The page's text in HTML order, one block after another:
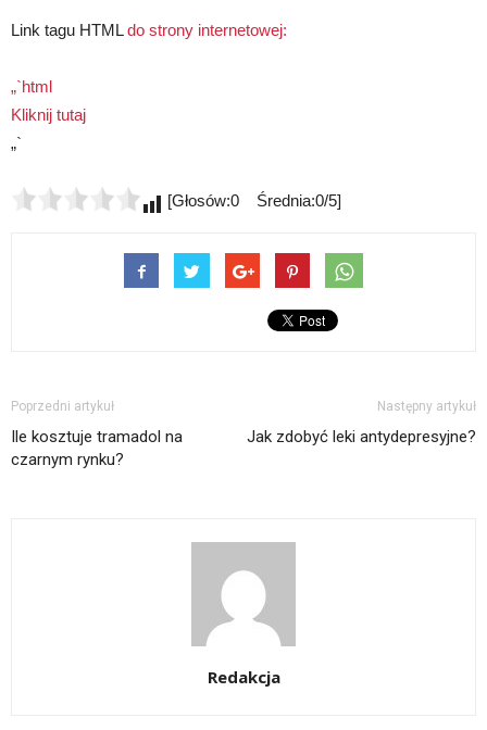
Link tagu HTMLdo strony internetowej:
„`html
Kliknij tutaj
„`
[Głosów:0 Średnia:0/5]
Poprzedni artykuł
Ile kosztuje tramadol na
czarnym rynku?
Następny artykuł
Jak zdobyć leki antydepresyjne?
Redakcja